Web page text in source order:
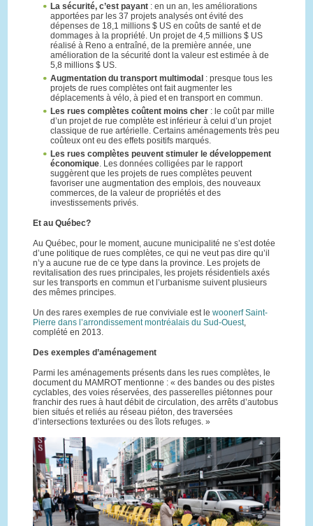
La sécurité, c’est payant: en un an, les améliorations
apportées par les 37 projets analysés ont évité des
dépenses de 18,1 millions $ US en coûts de santé et de
dommages à la propriété. Un projet de 4,5 millions $ US
réalisé à Reno a entraîné, de la première année, une
amélioration de la sécurité dont la valeur est estimée à de
5,8 millions $ US.
Augmentation du transport multimodal: presque tous les
projets de rues complètes ont fait augmenter les
déplacements à vélo, à pied et en transport en commun.
Les rues complètes coûtent moins cher: le coût par mille
d’un projet de rue complète est inférieur à celui d’un projet
classique de rue artérielle. Certains aménagements très peu
coûteux ont eu des effets positifs marqués.
Les rues complètes peuvent stimuler le développement
économique. Les données colligées par le rapport
suggèrent que les projets de rues complètes peuvent
favoriser une augmentation des emplois, des nouveaux
commerces, de la valeur de propriétés et des
investissements privés.
Et au Québec?
Au Québec, pour le moment, aucune municipalité ne s’est dotée
d’une politique de rues complètes, ce qui ne veut pas dire qu’il
n’y a aucune rue de ce type dans la province. Les projets de
revitalisation des rues principales, les projets résidentiels axés
sur les transports en commun et l’urbanisme suivent plusieurs
des mêmes principes.
Un des rares exemples de rue conviviale est le woonerf Saint-
Pierre dans l’arrondissement montréalais du Sud-Ouest,
complété en 2013.
Des exemples d’aménagement
Parmi les aménagements présents dans les rues complètes, le
document du MAMROT mentionne : « des bandes ou des pistes
cyclables, des voies réservées, des passerelles piétonnes pour
franchir des rues à haut débit de circulation, des arrêts d’autobus
bien situés et reliés au réseau piéton, des traversées
d’intersections texturées ou des îlots refuges. »